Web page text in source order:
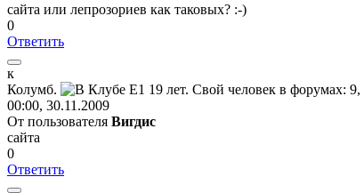
сайта или лепрозориев как таковых? :-)
0
Ответить
к
Колумб.
00:00, 30.11.2009
От пользователя Вигдис
сайта
0
Ответить